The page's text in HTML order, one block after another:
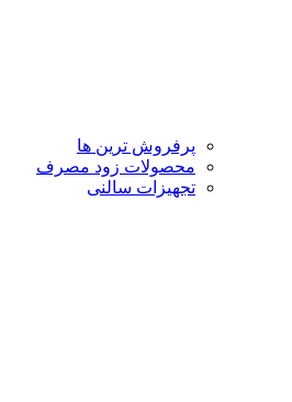
پرفروش ترین ها
محصولات زود مصرف
تجهیزات سالنی